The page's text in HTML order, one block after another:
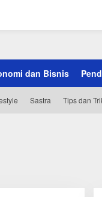
dan Bisnis
Sastra Tips dan